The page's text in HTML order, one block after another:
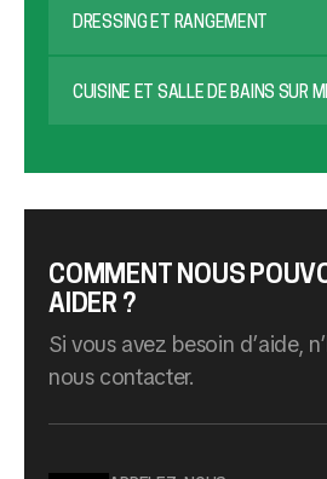
DRESSING ET RANGEMENT
CUISINE ET SALLE DE BAINS SUR
COMMENT NOUS
AIDER ?
Si vous avez besoin d’aide,
nous contacter.